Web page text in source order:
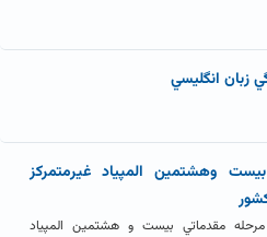
زبان انگليسي
بيست وهشتمين المپياد غيرمتمركز
مقدماتي بيست و هشتمين المپياد